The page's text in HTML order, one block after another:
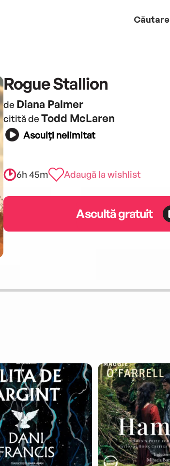
Căutare
Rogue Stallion
de Diana Palmer
citită de Todd McLaren
Asculți nelimitat
6h 45m Adaugă la wishlist
Ascultă gratuit